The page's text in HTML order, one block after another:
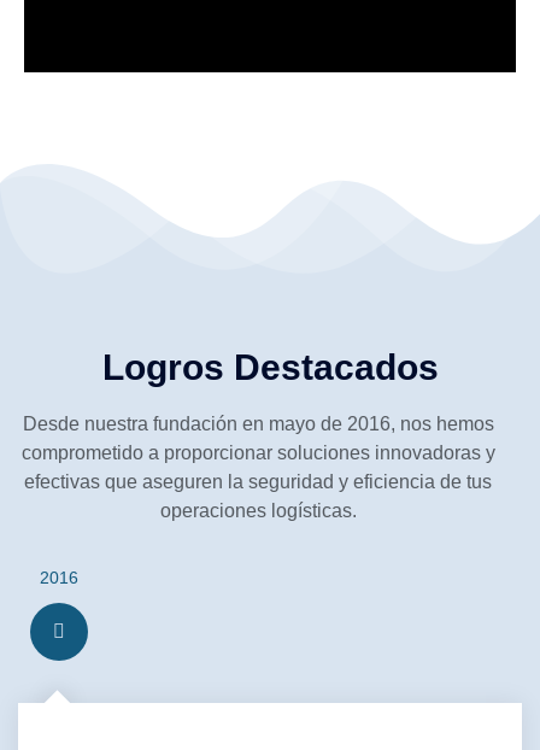
Logros Destacados
Desde nuestra fundación en mayo de 2016, nos hemos
comprometido a proporcionar soluciones innovadoras y
efectivas que aseguren la seguridad y eficiencia de tus
operaciones logísticas.
2016